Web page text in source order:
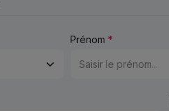
Prénom*